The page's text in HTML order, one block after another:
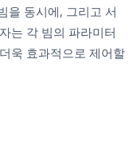
을 동시에, 그리고 서
는 각 빔의 파라미터
욱 효과적으로 제어할